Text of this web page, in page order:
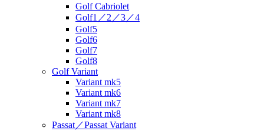
Golf Cabriolet
Golf1／2／3／4
Golf5
Golf6
Golf7
Golf8
Golf Variant
Variant mk5
Variant mk6
Variant mk7
Variant mk8
Passat／Passat Variant